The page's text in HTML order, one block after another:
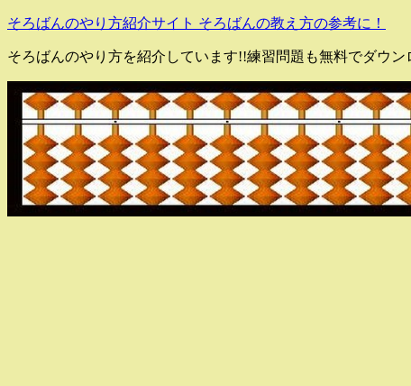
そろばんのやり方紹介サイト そろばんの教え方の参考に！
そろばんのやり方を紹介しています!!練習問題も無料でダウ